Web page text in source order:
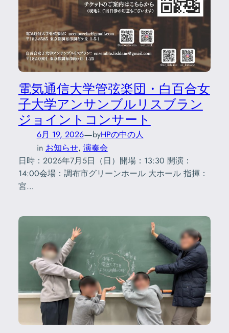
電気通信大学管弦楽団・白百合女
子大学アンサンブルリスブラン
ジョイントコンサート
6月 19, 2026—byHPの中の人
in お知らせ, 演奏会
日時：2026年7月5日（日）開場：13:30 開演：
14:00会場：調布市グリーンホール 大ホール 指揮：
宮…